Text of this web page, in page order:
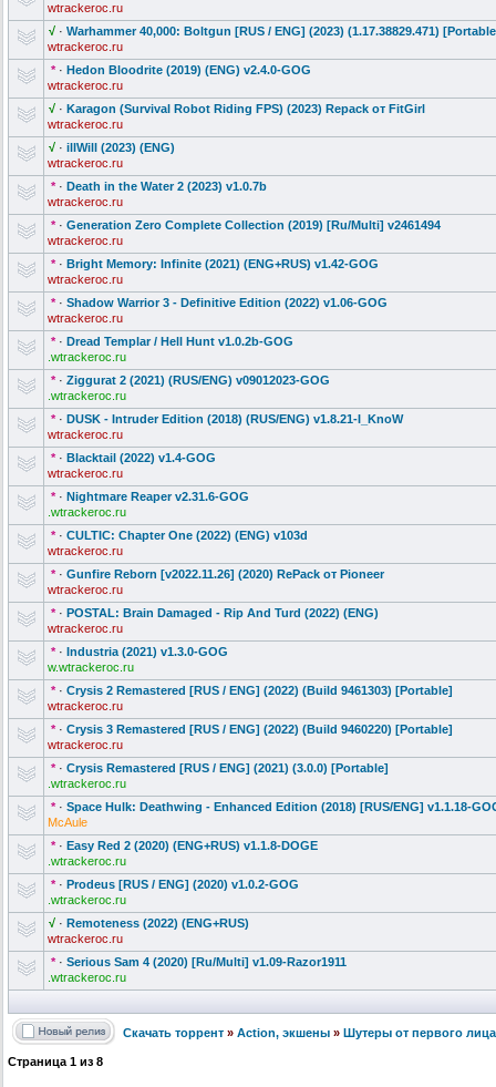
wtrackeroc.ru
√ · Warhammer 40,000: Boltgun [RUS / ENG] (2023) (1.17.38829.471)
wtrackeroc.ru
* · Hedon Bloodrite (2019) (ENG) v2.4.0-GOG
wtrackeroc.ru
√ · Karagon (Survival Robot Riding FPS) (2023) Repack от FitGirl
wtrackeroc.ru
√ · illWill (2023) (ENG)
wtrackeroc.ru
* · Death in the Water 2 (2023) v1.0.7b
wtrackeroc.ru
* · Generation Zero Complete Collection (2019) [Ru/Multi] v2461494
wtrackeroc.ru
* · Bright Memory: Infinite (2021) (ENG+RUS) v1.42-GOG
wtrackeroc.ru
* · Shadow Warrior 3 - Definitive Edition (2022) v1.06-GOG
wtrackeroc.ru
* · Dread Templar / Hell Hunt v1.0.2b-GOG
.wtrackeroc.ru
* · Ziggurat 2 (2021) (RUS/ENG) v09012023-GOG
.wtrackeroc.ru
* · DUSK - Intruder Edition (2018) (RUS/ENG) v1.8.21-I_KnoW
wtrackeroc.ru
* · Blacktail (2022) v1.4-GOG
wtrackeroc.ru
* · Nightmare Reaper v2.31.6-GOG
.wtrackeroc.ru
* · CULTIC: Chapter One (2022) (ENG) v103d
wtrackeroc.ru
* · Gunfire Reborn [v2022.11.26] (2020) RePack от Pioneer
wtrackeroc.ru
* · POSTAL: Brain Damaged - Rip And Turd (2022) (ENG)
wtrackeroc.ru
* · Industria (2021) v1.3.0-GOG
w.wtrackeroc.ru
* · Crysis 2 Remastered [RUS / ENG] (2022) (Build 9461303) [Portable]
wtrackeroc.ru
* · Crysis 3 Remastered [RUS / ENG] (2022) (Build 9460220) [Portable]
wtrackeroc.ru
* · Crysis Remastered [RUS / ENG] (2021) (3.0.0) [Portable]
.wtrackeroc.ru
* · Space Hulk: Deathwing - Enhanced Edition (2018) [RUS/ENG] v1.1.18-
McAule
* · Easy Red 2 (2020) (ENG+RUS) v1.1.8-DOGE
.wtrackeroc.ru
* · Prodeus [RUS / ENG] (2020) v1.0.2-GOG
.wtrackeroc.ru
√ · Remoteness (2022) (ENG+RUS)
wtrackeroc.ru
* · Serious Sam 4 (2020) [Ru/Multi] v1.09-Razor1911
.wtrackeroc.ru
Скачать торрент » Action, экшены » Шутеры от первого лица
Страница 1 из 8